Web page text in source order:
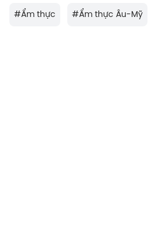
#Ẩm thực #Ẩm thực Âu-Mỹ